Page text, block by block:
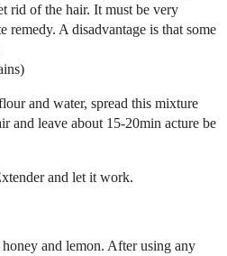
rid of the hair. It must be very
remedy. A disadvantage is that some
and water, spread this mixture
and leave about 15-20min acture be
and let it work.
and lemon. After using any